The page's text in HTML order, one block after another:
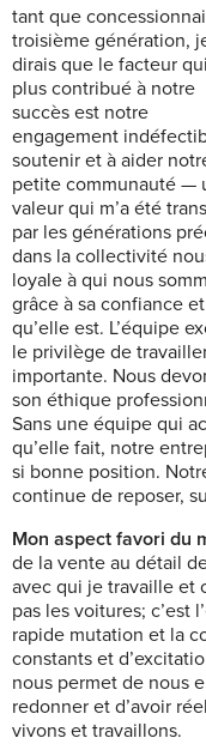
tant que
troisième génération,
dirais que le facteur
plus contribué à notre
succès est notre
engagement
soutenir et à aider
petite communauté —
valeur qui m’a été
par les générations
dans la collectivité
loyale à qui nous
grâce à sa confiance
qu’elle est. L’équipe
le privilège de
importante. Nous
son éthique
Sans une équipe qui
qu’elle fait, notre
si bonne position.
continue de reposer,
Mon aspect favori du
de la vente au détail
avec qui je travaille et
pas les voitures; c’est
rapide mutation et la
constants et
nous permet de nous
redonner et d’avoir
vivons et travaillons.